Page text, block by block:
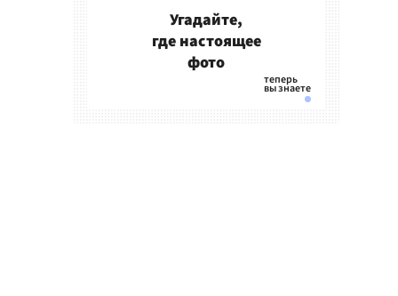
Угадайте,
где настоящее
фото